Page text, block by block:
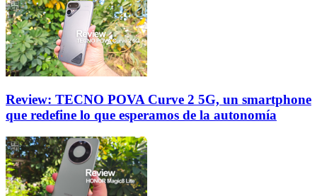
Review: TECNO POVA Curve 2 5G, un smartphone
que redefine lo que esperamos de la autonomía